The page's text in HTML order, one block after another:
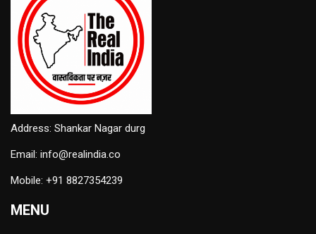
Address: Shankar Nagar durg
Email: info@realindia.co
Mobile: +91 8827354239
MENU